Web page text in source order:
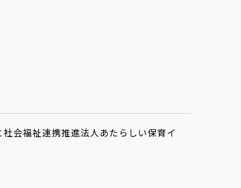
会福祉連携推進法人あたらしい保育イ